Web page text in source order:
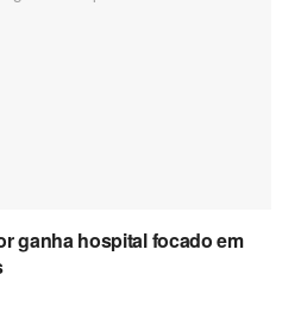
ganha hospital focado em